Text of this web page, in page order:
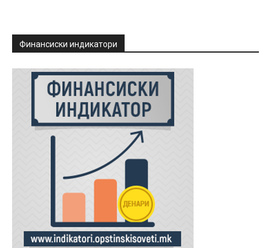
Финансиски индикатори